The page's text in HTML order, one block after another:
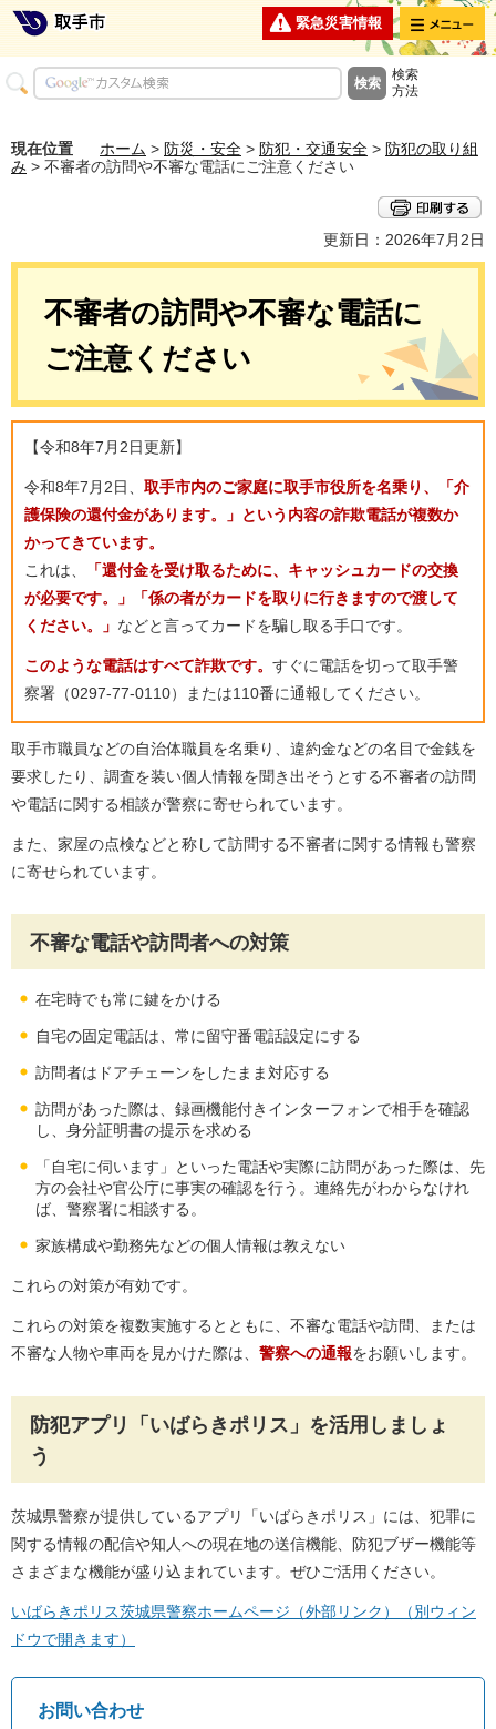
緊急災害情報 メニュー
検索
方法
現在位置 ホーム > 防災・安全 > 防犯・交通安全 > 防犯の取り組
み > 不審者の訪問や不審な電話にご注意ください
更新日：2026年7月2日
不審者の訪問や不審な電話に
ご注意ください
【令和8年7月2日更新】
令和8年7月2日、 取手市内のご家庭に取手市役所を名乗り、「介
護保険の還付金があります。」という内容の詐欺電話が複数か
かってきています。
これは、
「還付金を受け取るために、キャッシュカードの交換
が必要です。」「係の者がカードを取りに行きますので渡して
ください。」 などと言ってカードを騙し取る手口です。
このような電話はすべて詐欺です。 すぐに電話を切って取手警
察署（0297-77-0110）または110番に通報してください。
取手市職員などの自治体職員を名乗り、違約金などの名目で金銭を
要求したり、調査を装い個人情報を聞き出そうとする不審者の訪問
や電話に関する相談が警察に寄せられています。
また、家屋の点検などと称して訪問する不審者に関する情報も警察
に寄せられています。
不審な電話や訪問者への対策
在宅時でも常に鍵をかける
自宅の固定電話は、常に留守番電話設定にする
訪問者はドアチェーンをしたまま対応する
訪問があった際は、録画機能付きインターフォンで相手を確認
し、身分証明書の提示を求める
「自宅に伺います」といった電話や実際に訪問があった際は、先
方の会社や官公庁に事実の確認を行う。連絡先がわからなけれ
ば、警察署に相談する。
家族構成や勤務先などの個人情報は教えない
これらの対策が有効です。
これらの対策を複数実施するとともに、不審な電話や訪問、または
不審な人物や車両を見かけた際は、 警察への通報をお願いします。
防犯アプリ「いばらきポリス」を活用しましょ
う
茨城県警察が提供しているアプリ「いばらきポリス」には、犯罪に
関する情報の配信や知人への現在地の送信機能、防犯ブザー機能等
さまざまな機能が盛り込まれています。ぜひご活用ください。
いばらきポリス茨城県警察ホームページ（外部リンク）（別ウィン
ドウで開きます）
お問い合わせ